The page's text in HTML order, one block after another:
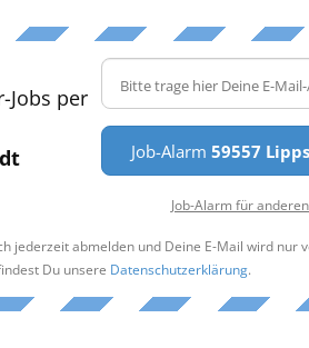
Jobs per
Job-Alarm 59557
Job-Alarm für
jederzeit abmelden und Deine E-Mail wird nur
Du unsere Datenschutzerklärung.